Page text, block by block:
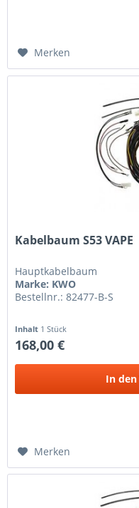
Merken
Kabelbaum S53 VAPE
Hauptkabelbaum
Marke: KWO
Bestellnr.: 82477-B-S
Inhalt 1 Stück
168,00 €
In den
Merken